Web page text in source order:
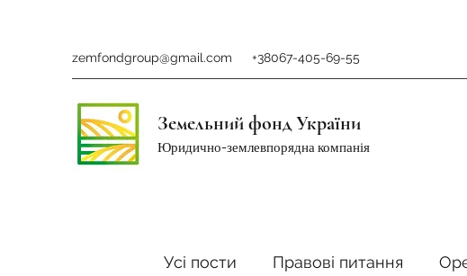
zemfondgroup@gmail.com +38067-405-69-55
Земельний фонд України
Юридично-землевпорядна компанія
Усі пости Правові питання